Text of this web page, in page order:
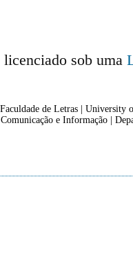
licenciado sob uma
de Letras |
e Informação |